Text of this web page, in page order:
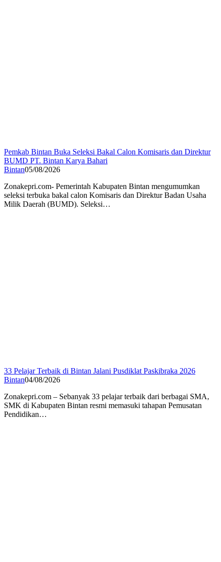
Pemkab Bintan Buka Seleksi Bakal Calon Komisaris dan Direktur
BUMD PT. Bintan Karya Bahari
Bintan05/08/2026
Zonakepri.com- Pemerintah Kabupaten Bintan mengumumkan
seleksi terbuka bakal calon Komisaris dan Direktur Badan Usaha
Milik Daerah (BUMD). Seleksi…
33 Pelajar Terbaik di Bintan Jalani Pusdiklat Paskibraka 2026
Bintan04/08/2026
Zonakepri.com – Sebanyak 33 pelajar terbaik dari berbagai SMA,
SMK di Kabupaten Bintan resmi memasuki tahapan Pemusatan
Pendidikan…